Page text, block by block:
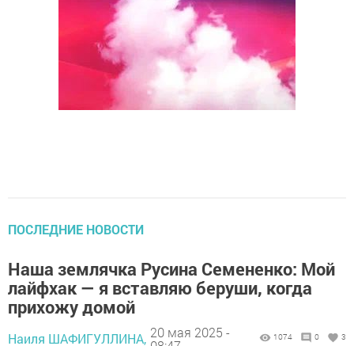
ПОСЛЕДНИЕ НОВОСТИ
Наша землячка Русина Семененко: Мой
лайфхак — я вставляю беруши, когда
прихожу домой
Наиля ШАФИГУЛЛИНА, 20 мая 2025 -
1074 0 3